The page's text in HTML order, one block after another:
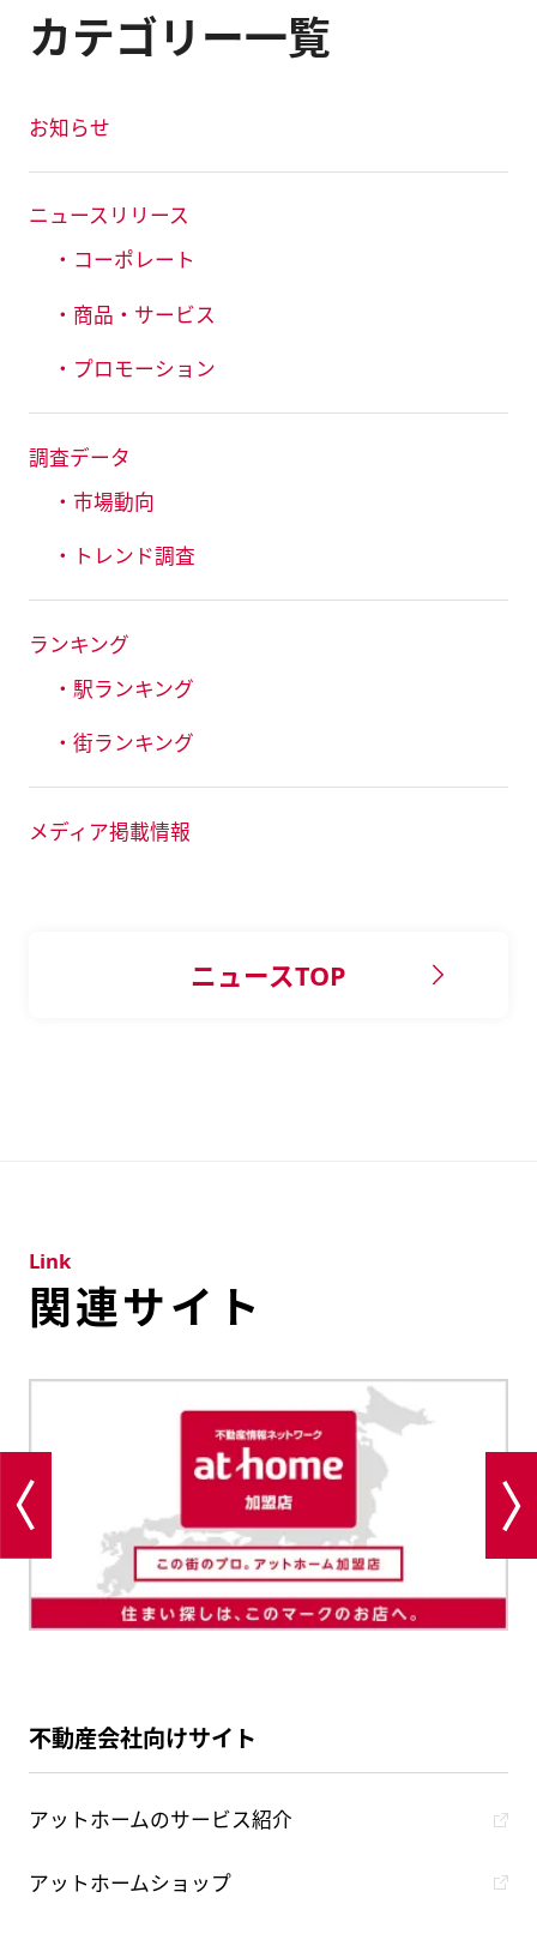
カテゴリー一覧
お知らせ
ニュースリリース
・コーポレート
・商品・サービス
・プロモーション
調査データ
・市場動向
・トレンド調査
ランキング
・駅ランキング
・街ランキング
メディア掲載情報
ニュースTOP
関連サイト
Link
不動産会社向けサイト
アットホームのサービス紹介
アットホームショップ